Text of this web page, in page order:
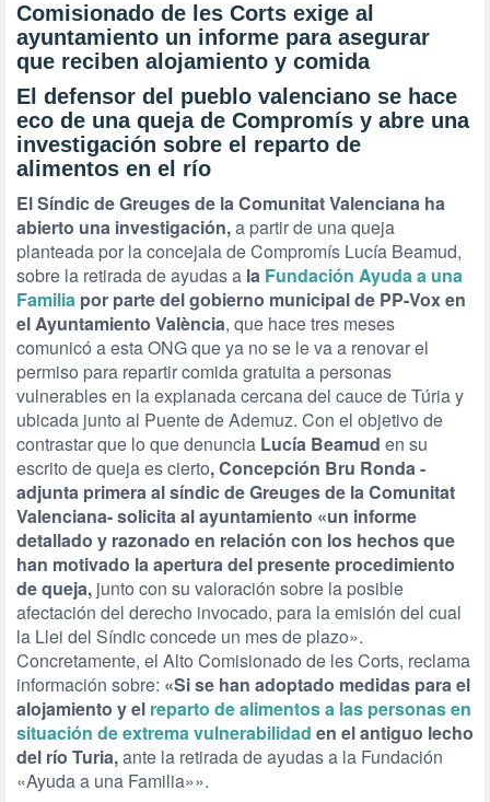
Comisionado de les Corts exige al
ayuntamiento un informe para asegurar
que reciben alojamiento y comida
El defensor del pueblo valenciano se hace
eco de una queja de Compromís y abre una
investigación sobre el reparto de
alimentos en el río
El Síndic de Greuges de la Comunitat Valenciana ha
abierto una investigación,a partir de una queja
planteada por la concejala de Compromís Lucía Beamud,
sobre la retirada de ayudas a la Fundación Ayuda a una
Familia por parte del gobierno municipal de PP-Vox en
el Ayuntamiento València, que hace tres meses
comunicó a esta ONG que ya no se le va a renovar el
permiso para repartir comida gratuita a personas
vulnerables en la explanada cercana del cauce de Túria y
ubicada junto al Puente de Ademuz. Con el objetivo de
contrastar que lo que denuncia Lucía Beamud en su
escrito de queja es cierto, Concepción Bru Ronda -
adjunta primera al síndic de Greuges de la Comunitat
Valenciana- solicita al ayuntamiento «un informe
detallado y razonado en relación con los hechos que
han motivado la apertura del presente procedimiento
de queja, junto con su valoración sobre la posible
afectación del derecho invocado, para la emisión del cual
la Llei del Síndic concede un mes de plazo».
Concretamente, el Alto Comisionado de les Corts, reclama
información sobre: «Si se han adoptado medidas para el
alojamiento y el reparto de alimentos a las personas en
situación de extrema vulnerabilidad en el antiguo lecho
del río Turia,ante la retirada de ayudas a la Fundación
«Ayuda a una Familia»».